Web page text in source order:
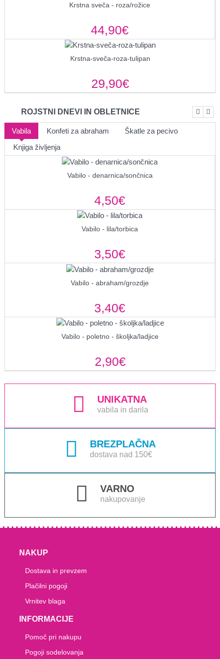
Krstna sveča - roza/rožice
44,90€
Krstna-sveča-roza-tulipan
29,90€
ROJSTNI DNEVI IN OBLETNICE
Vabila Konfeti za abraham
Škatle za pecivo
Knjiga življenja
Vabilo - denarnica/sončnica
4,50€
Vabilo - lila/torbica
3,50€
Vabilo - abraham/grozdje
3,40€
Vabilo - poletno - školjka/ladjice
2,90€
UNIKATNA
vabila in darila
BREZPLAČNA
dostava nad 150€
VARNO
nakupovanje
NAKUP
Dostava in prevzem
Plačilni pogoji
Vrnitev blaga
INFORMACIJE
Pomoč pri nakupu
Pogoji sodelovanja